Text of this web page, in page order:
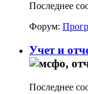
Последнее
Форум:
Учет и
Последнее